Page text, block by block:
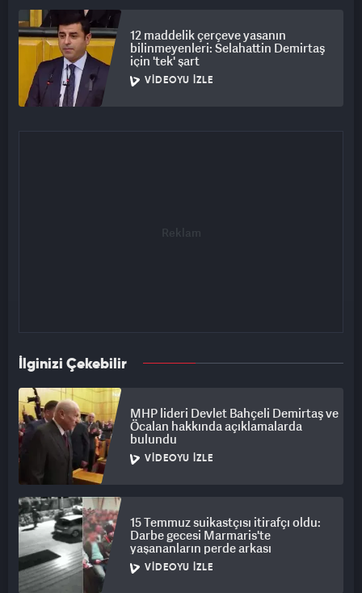
12 maddelik çerçeve yasanın
bilinmeyenleri: Selahattin Demirtaş
için 'tek' şart
VIDEOYU İZLE
İlginizi Çekebilir
MHP lideri Devlet Bahçeli Demirtaş ve
Öcalan hakkında açıklamalarda
bulundu
VIDEOYU İZLE
15 Temmuz suikastçısı itirafçı oldu:
Darbe gecesi Marmaris'te
yaşananların perde arkası
VIDEOYU İZLE